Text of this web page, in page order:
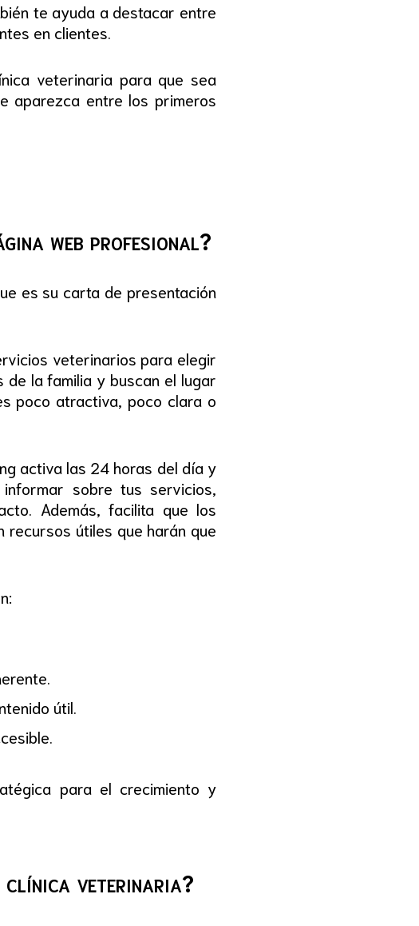
te ayuda a destacar entre
en clientes.
veterinaria para que sea
aparezca entre los primeros
web profesional?
es su carta de presentación
veterinarios para elegir
de la familia y buscan el lugar
poco atractiva, poco clara o
activa las 24 horas del día y
sobre tus servicios,
Además, facilita que los
recursos útiles que harán que
útil.
para el crecimiento y
clínica veterinaria?